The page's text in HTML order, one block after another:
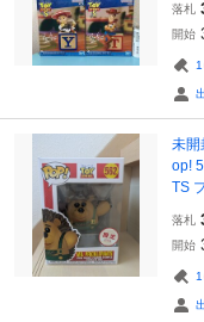
落札
開始
1
未開
op!
TS
落札
開始
1